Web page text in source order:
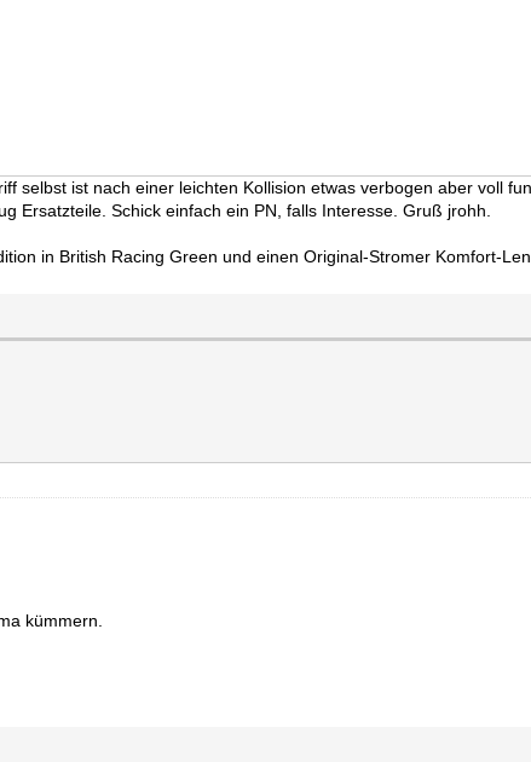
selbst ist nach einer leichten Kollision etwas verbogen aber voll
Ersatzteile. Schick einfach ein PN, falls Interesse. Gruß jrohh.
in British Racing Green und einen Original-Stromer Komfort-
kümmern.